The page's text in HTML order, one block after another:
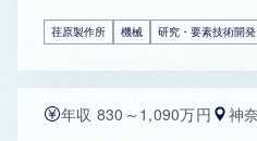
荏原製作所 機械 研究・要素技術開発
年収 830～1,090万円 神